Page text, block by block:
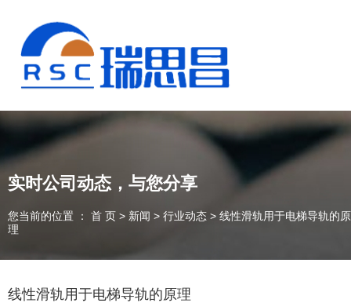
实时公司动态，与您分享
您当前的位置 ： 首 页 > 新闻 > 行业动态 > 线性滑轨用于电梯导轨的原
理
线性滑轨用于电梯导轨的原理